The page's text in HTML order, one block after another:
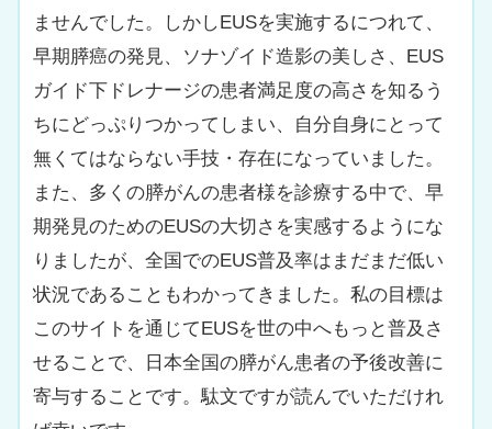
ませんでした。しかしEUSを実施するにつれて、
早期膵癌の発見、ソナゾイド造影の美しさ、EUS
ガイド下ドレナージの患者満足度の高さを知るう
ちにどっぷりつかってしまい、自分自身にとって
無くてはならない手技・存在になっていました。
また、多くの膵がんの患者様を診療する中で、早
期発見のためのEUSの大切さを実感するようにな
りましたが、全国でのEUS普及率はまだまだ低い
状況であることもわかってきました。私の目標は
このサイトを通じてEUSを世の中へもっと普及さ
せることで、日本全国の膵がん患者の予後改善に
寄与することです。駄文ですが読んでいただけれ